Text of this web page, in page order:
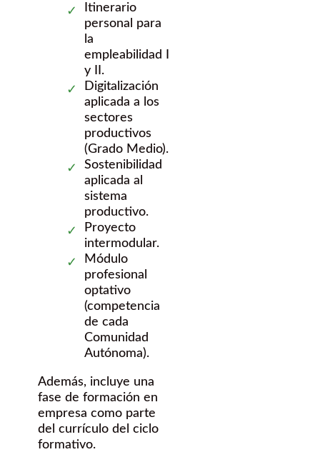
Itinerario
personal para
la
empleabilidad I
y II.
Digitalización
aplicada a los
sectores
productivos
(Grado Medio).
Sostenibilidad
aplicada al
sistema
productivo.
Proyecto
intermodular.
Módulo
profesional
optativo
(competencia
de cada
Comunidad
Autónoma).
Además, incluye una
fase de formación en
empresa como parte
del currículo del ciclo
formativo.